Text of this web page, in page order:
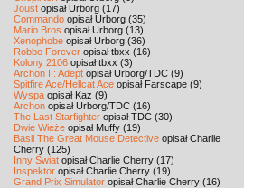
Joust opisał Urborg (17)
Commando opisał Urborg (35)
Mario Bros opisał Urborg (13)
Xenophobe opisał Urborg (36)
Robbo Forever opisał tbxx (16)
Kolony 2106 opisał tbxx (3)
Archon II: Adept opisał Urborg/TDC (9)
Spitfire Ace/Hellcat Ace opisał Farscape (9)
Wyspa opisał Kaz (9)
Archon opisał Urborg/TDC (16)
The Last Starfighter opisał TDC (30)
Dwie Wieże opisał Muffy (19)
Basil The Great Mouse Detective opisał Charlie
Cherry (125)
Inny Świat opisał Charlie Cherry (17)
Inspektor opisał Charlie Cherry (19)
Grand Prix Simulator opisał Charlie Cherry (16)